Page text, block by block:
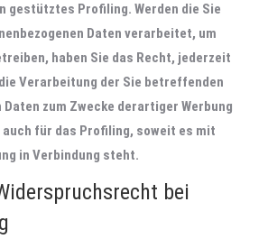
gestütztes Profiling. Werden die Sie
Daten verarbeitet, um
haben Sie das Recht, jederzeit
Verarbeitung der Sie betreffenden
zum Zwecke derartiger Werbung
für das Profiling, soweit es mit
in Verbindung steht.
bei